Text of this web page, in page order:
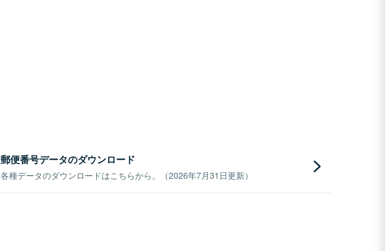
郵便番号データのダウンロード
各種データのダウンロードはこちらから。（2026年7月31日更新）